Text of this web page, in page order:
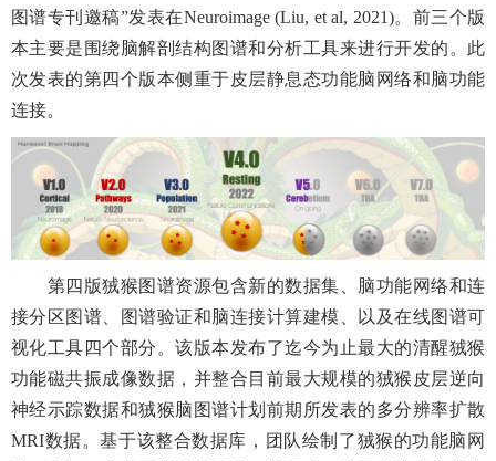
图谱专刊邀稿”发表在Neuroimage (Liu, et al, 2021)。前三个版
本主要是围绕脑解剖结构图谱和分析工具来进行开发的。此
次发表的第四个版本侧重于皮层静息态功能脑网络和脑功能
连接。
第四版狨猴图谱资源包含新的数据集、脑功能网络和连
接分区图谱、图谱验证和脑连接计算建模、以及在线图谱可
视化工具四个部分。该版本发布了迄今为止最大的清醒狨猴
功能磁共振成像数据，并整合目前最大规模的狨猴皮层逆向
神经示踪数据和狨猴脑图谱计划前期所发表的多分辨率扩散
MRI数据。基于该整合数据库，团队绘制了狨猴的功能脑网